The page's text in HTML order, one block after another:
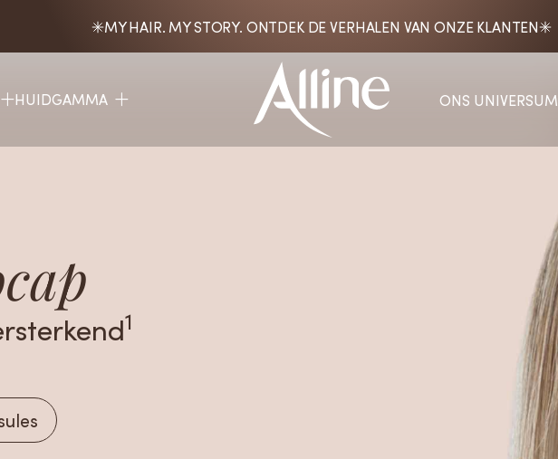
MY HAIR. MY STORY. ONTDEK DE VERHALEN VAN ONZE KLANTEN
HUIDGAMMA ONS UNIVERSUM
1